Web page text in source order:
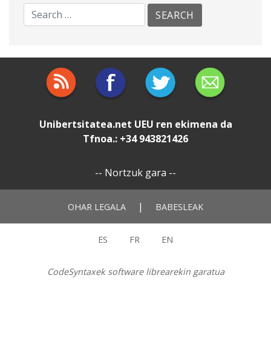
Unibertsitatea.net UEU ren ekimena da
Tfnoa.: +34 943821426
-- Nortzuk gara --
OHAR LEGALA | BABESLEAK
ES FR EN
CodeSyntaxek software librearekin garatua